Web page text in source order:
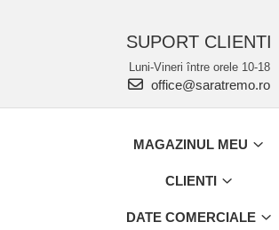
SUPORT CLIENTI
Luni-Vineri între orele 10-18
office@saratremo.ro
MAGAZINUL MEU
CLIENTI
DATE COMERCIALE